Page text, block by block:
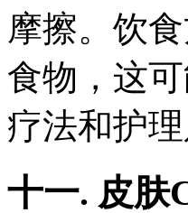
摩擦。饮
食物，这
疗法和护
十一. 皮肤